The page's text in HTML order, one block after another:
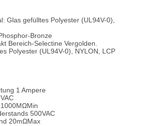
Glas gefülltes Polyester (UL94V-0),
Bronze
Bereich-Selectine Vergolden.
Polyester (UL94V-0), NYLON, LCP
1 Ampere
500VAC
20mΩMax